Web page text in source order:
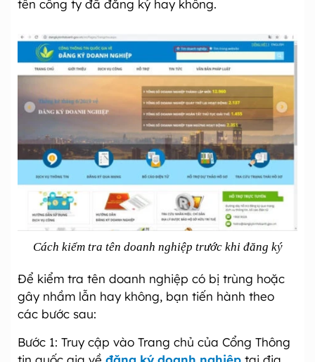
tên công ty đã đăng ký hay không.
Cách kiểm tra tên doanh nghiệp trước khi đăng ký
Để kiểm tra tên doanh nghiệp có bị trùng hoặc
gây nhầm lẫn hay không, bạn tiến hành theo
các bước sau:
Bước 1: Truy cập vào Trang chủ của Cổng Thông